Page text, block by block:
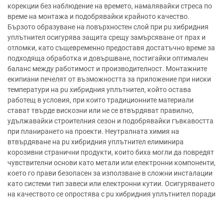
корекции без наблюдение на времето, намалявайки стреса по
време на монтажа и подобрявайки крайното качество.
Бързото образуване на повърхностен слой при pu хибридния
уплътнител осигурява защита срещу замърсяване от прах и
отломки, като същевременно предоставя достатъчно време за
подходяща обработка и довършване, постигайки оптимален
баланс между работимост и производителност. Монтажните
екипиани печелят от възможността за приложение при ниски
температури на pu хибридния уплътнител, който остава
работещ в условия, при които традиционните материали
стават твърде вискозни или не се втвърдяват правилно,
удължавайки строителния сезон и подобрявайки гъвкавостта
при планирането на проекти. Неутралната химия на
втвърдяване на pu хибридния уплътнител елиминира
корозивни странични продукти, които биха могли да повредят
чувствителни основи като метали или електронни компоненти,
което го прави безопасен за използване в сложни инсталации
като системи тип завеси или електронни кутии. Осигуряването
на качеството се опростява с pu хибридния уплътнител поради